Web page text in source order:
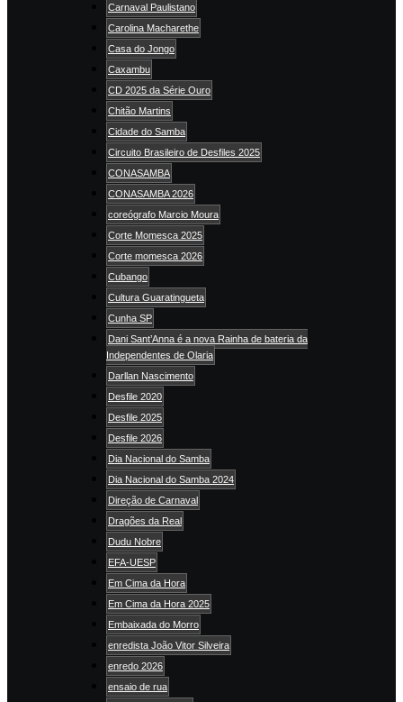
Carnaval Paulistano
Carolina Macharethe
Casa do Jongo
Caxambu
CD 2025 da Série Ouro
Chitão Martins
Cidade do Samba
Circuito Brasileiro de Desfiles 2025
CONASAMBA
CONASAMBA 2026
coreógrafo Marcio Moura
Corte Momesca 2025
Corte momesca 2026
Cubango
Cultura Guaratingueta
Cunha SP
Dani Sant’Anna é a nova Rainha de bateria da
Independentes de Olaria
Darllan Nascimento
Desfile 2020
Desfile 2025
Desfile 2026
Dia Nacional do Samba
Dia Nacional do Samba 2024
Direção de Carnaval
Dragões da Real
Dudu Nobre
EFA-UESP
Em Cima da Hora
Em Cima da Hora 2025
Embaixada do Morro
enredista João Vitor Silveira
enredo 2026
ensaio de rua